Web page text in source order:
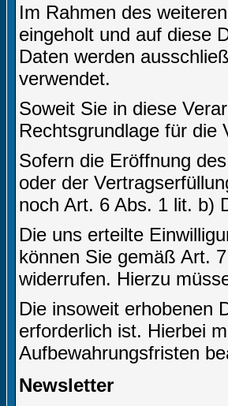
Im Rahmen des
eingeholt und auf diese
Daten werden
verwendet.
Soweit Sie in diese
Rechtsgrundlage für die
Sofern die Eröffnung
oder der
noch Art. 6 Abs. 1 lit. b)
Die uns erteilte
können Sie gemäß Art.
widerrufen. Hierzu
Die insoweit erhobenen
erforderlich ist. Hierbei
Aufbewahrungsfristen
Newsletter